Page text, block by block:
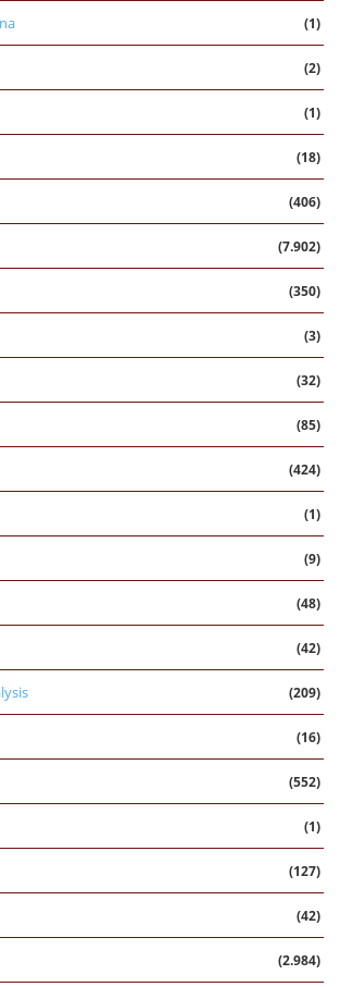
(1)
(2)
(1)
(18)
(406)
(7.902)
(350)
(3)
(32)
(85)
(424)
(1)
(9)
(48)
(42)
(209)
(16)
(552)
(1)
(127)
(42)
(2.984)